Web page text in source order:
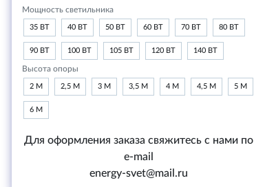
Мощность светильника
35 ВТ 40 ВТ 50 ВТ 60 ВТ 70 ВТ 80 ВТ
90 ВТ 100 ВТ 105 ВТ 120 ВТ 140 ВТ
Высота опоры
2 М 2,5 М 3 М 3,5 М 4 М 4,5 М 5 М
6 М
Для оформления заказа свяжитесь с нами по
e-mail
energy-svet@mail.ru